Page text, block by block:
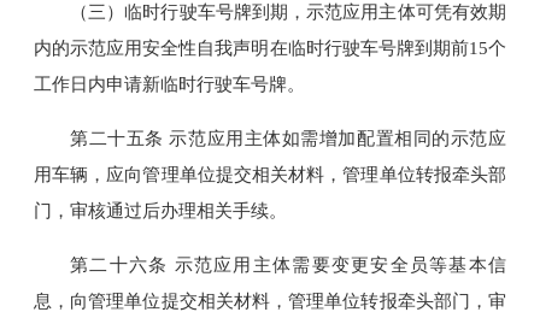
（三）临时行驶车号牌到期，示范应用主体可凭有效期
内的示范应用安全性自我声明在临时行驶车号牌到期前15个
工作日内申请新临时行驶车号牌。
第二十五条 示范应用主体如需增加配置相同的示范应
用车辆，应向管理单位提交相关材料，管理单位转报牵头部
门，审核通过后办理相关手续。
第二十六条 示范应用主体需要变更安全员等基本信
息，向管理单位提交相关材料，管理单位转报牵头部门，审